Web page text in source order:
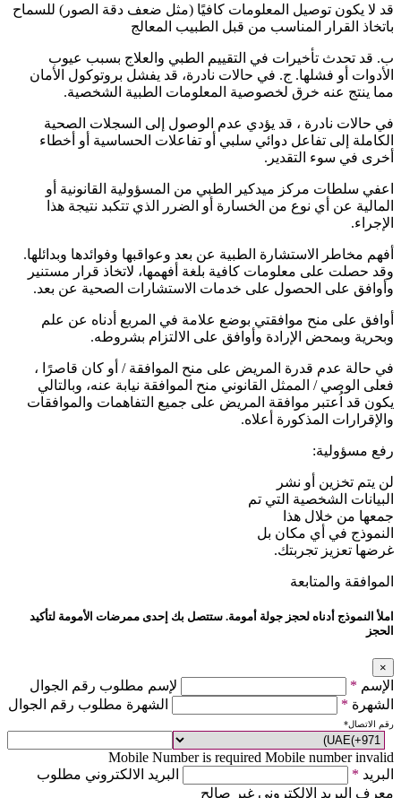
قد لا يكون توصيل المعلومات كافيًا (مثل ضعف دقة الصور) للسماح
باتخاذ القرار المناسب من قبل الطبيب المعالج
ب. قد تحدث تأخيرات في التقييم الطبي والعلاج بسبب عيوب
الأدوات أو فشلها. ج. في حالات نادرة، قد يفشل بروتوكول الأمان
مما ينتج عنه خرق لخصوصية المعلومات الطبية الشخصية.
في حالات نادرة ، قد يؤدي عدم الوصول إلى السجلات الصحية
الكاملة إلى تفاعل دوائي سلبي أو تفاعلات الحساسية أو أخطاء
أخرى في سوء التقدير.
اعفي سلطات مركز ميدكير الطبي من المسؤولية القانونية أو
المالية عن أي نوع من الخسارة أو الضرر الذي تتكبد نتيجة هذا
الإجراء.
أفهم مخاطر الاستشارة الطبية عن بعد وعواقبها وفوائدها وبدائلها.
وقد حصلت على معلومات كافية بلغة أفهمها، لاتخاذ قرار مستنير
وأوافق على الحصول على خدمات الاستشارات الصحية عن بعد.
أوافق على منح موافقتي بوضع علامة في المربع أدناه عن علم
وبحرية وبمحض الإرادة وأوافق على الالتزام بشروطه.
في حالة عدم قدرة المريض على منح الموافقة / أو كان قاصرًا ،
فعلى الوصي / الممثل القانوني منح الموافقة نيابة عنه، وبالتالي
يكون قد اُعتبر موافقة المريض على جميع التفاهمات والموافقات
والإقرارات المذكورة أعلاه.
رفع مسؤولية:
لن يتم تخزين أو نشر
البيانات الشخصية التي تم
جمعها من خلال هذا
النموذج في أي مكان بل
غرضها تعزيز تجربتك.
الموافقة والمتابعة
املأ النموذج أدناه لحجز جولة أمومة. ستتصل بك إحدى ممرضات الأمومة لتأكيد
الحجز
×
الإسم *
لإسم مطلوب رقم الجوال
الشهرة * الشهرة مطلوب رقم الجوال
رقم الاتصال*
Mobile Number is required Mobile number invalid
البريد *
البريد الالكتروني مطلوب
معرف البريد الإلكتروني غير صالح